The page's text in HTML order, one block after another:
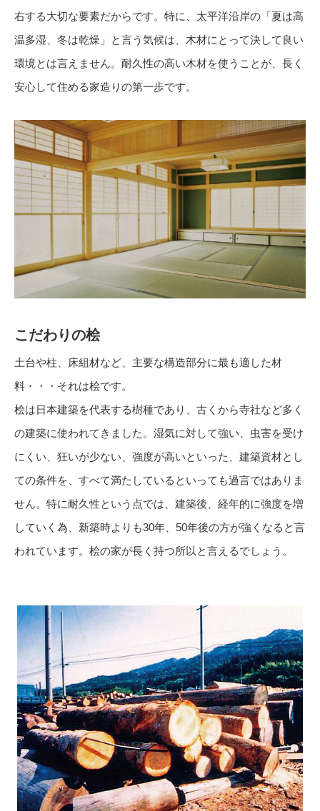
右する大切な要素だからです。特に、太平洋沿岸の「夏は高
温多湿、冬は乾燥」と言う気候は、木材にとって決して良い
環境とは言えません。耐久性の高い木材を使うことが、長く
安心して住める家造りの第一歩です。
こだわりの桧
土台や柱、床組材など、主要な構造部分に最も適した材
料・・・それは桧です。
桧は日本建築を代表する樹種であり、古くから寺社など多く
の建築に使われてきました。湿気に対して強い、虫害を受け
にくい、狂いが少ない、強度が高いといった、建築資材とし
ての条件を、すべて満たしているといっても過言ではありま
せん。特に耐久性という点では、建築後、経年的に強度を増
していく為、新築時よりも30年、50年後の方が強くなると言
われています。桧の家が長く持つ所以と言えるでしょう。